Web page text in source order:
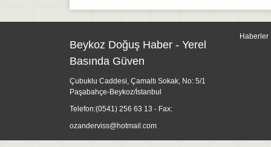
Beykoz Doğuş Haber - Yerel
Basında Güven
Çubuklu Caddesi, Çamaltı Sokak, No: 5/1
Paşabahçe-Beykoz/İstanbul
Telefon:(0541) 256 63 13 - Fax:
ozanderviss@hotmail.com
Haberler